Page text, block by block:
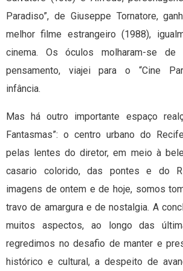
Paradiso”, de Giuseppe Tornatore,
melhor filme estrangeiro (1988),
cinema. Os óculos molharam-se de
pensamento, viajei para o “Cine
infância.
Mas há outro importante espaço
Fantasmas”: o centro urbano do
pelas lentes do diretor, em meio à
casario colorido, das pontes e do
imagens de ontem e de hoje, somos
travo de amargura e de nostalgia. A
muitos aspectos, ao longo das
regredimos no desafio de manter e
histórico e cultural, a despeito de